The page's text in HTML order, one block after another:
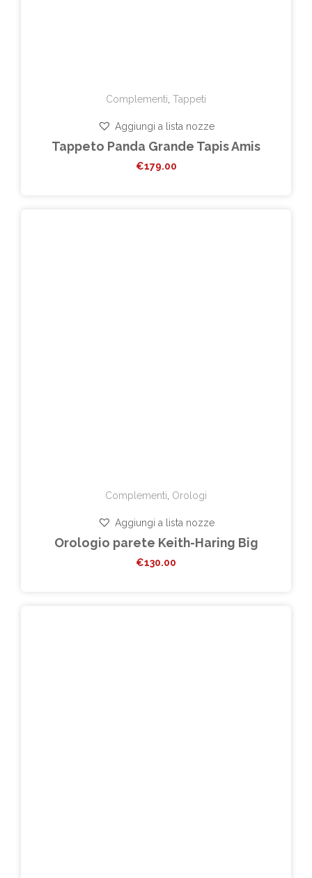
Complementi Tappeti
Aggiungi a lista nozze
Tappeto Panda Grande Tapis Amis
€179.00
Complementi Orologi
Aggiungi a lista nozze
Orologio parete Keith-Haring Big
€130.00